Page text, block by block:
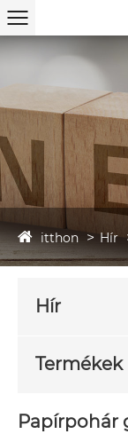
itthon Hír
Hír
Termékek
Papírpohár